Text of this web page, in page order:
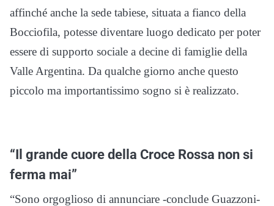
affinché anche la sede tabiese, situata a fianco della
Bocciofila, potesse diventare luogo dedicato per poter
essere di supporto sociale a decine di famiglie della
Valle Argentina. Da qualche giorno anche questo
piccolo ma importantissimo sogno si è realizzato.
“Il grande cuore della Croce Rossa non si
ferma mai”
“Sono orgoglioso di annunciare -conclude Guazzoni-